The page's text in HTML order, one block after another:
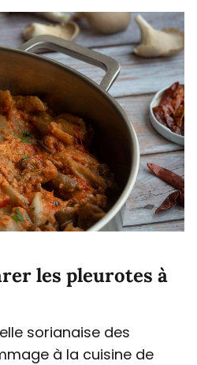
les pleurotes à
sorianaise des
à la cuisine de